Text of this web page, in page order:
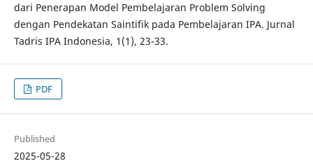
dari Penerapan Model Pembelajaran Problem Solving
dengan Pendekatan Saintifik pada Pembelajaran IPA. Jurnal
Tadris IPA Indonesia, 1(1), 23-33.
PDF
Published
2025-05-28